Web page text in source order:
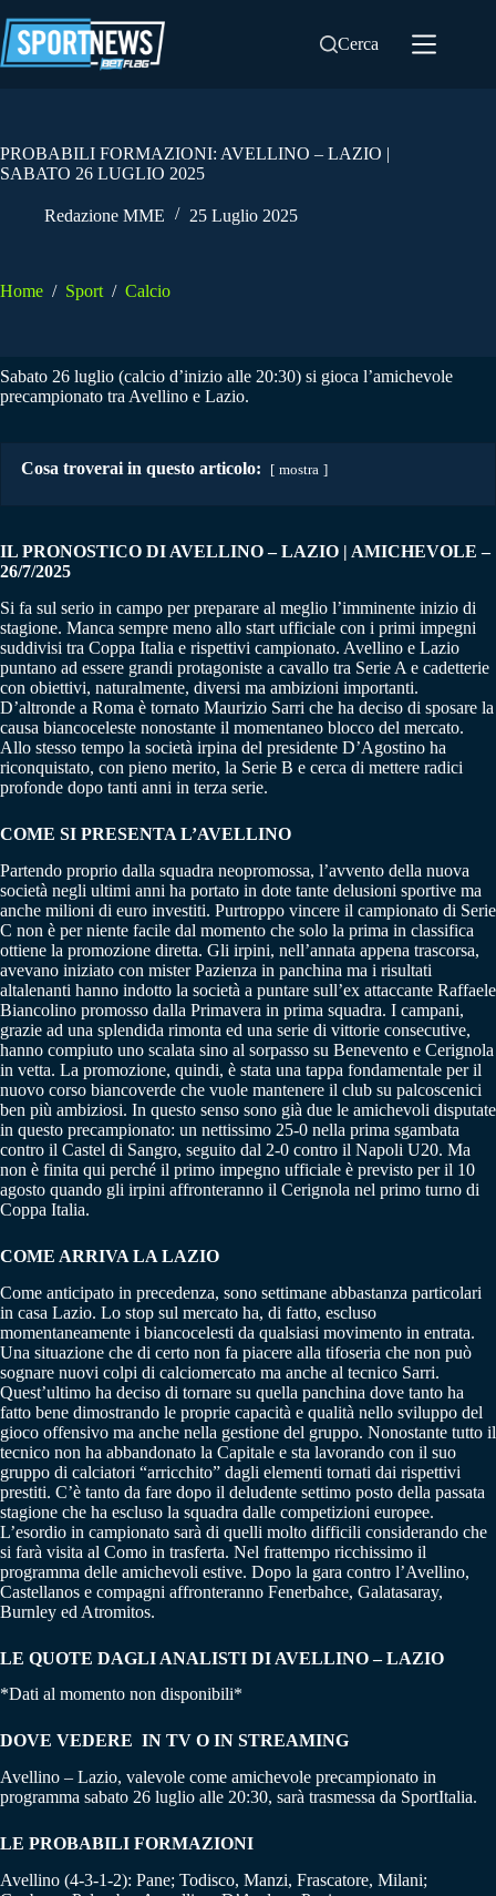
al
contenuto
Cerca
PROBABILI FORMAZIONI: AVELLINO – LAZIO |
SABATO 26 LUGLIO 2025
Redazione MME 25 Luglio 2025
Home / Sport / Calcio
Sabato 26 luglio (calcio d’inizio alle 20:30) si gioca l’amichevole
precampionato tra Avellino e Lazio.
Cosa troverai in questo articolo: mostra
IL PRONOSTICO DI AVELLINO – LAZIO | AMICHEVOLE –
26/7/2025
Si fa sul serio in campo per preparare al meglio l’imminente inizio di
stagione. Manca sempre meno allo start ufficiale con i primi impegni
suddivisi tra Coppa Italia e rispettivi campionato. Avellino e Lazio
puntano ad essere grandi protagoniste a cavallo tra Serie A e cadetterie
con obiettivi, naturalmente, diversi ma ambizioni importanti.
D’altronde a Roma è tornato Maurizio Sarri che ha deciso di sposare la
causa biancoceleste nonostante il momentaneo blocco del mercato.
Allo stesso tempo la società irpina del presidente D’Agostino ha
riconquistato, con pieno merito, la Serie B e cerca di mettere radici
profonde dopo tanti anni in terza serie.
COME SI PRESENTA L’AVELLINO
Partendo proprio dalla squadra neopromossa, l’avvento della nuova
società negli ultimi anni ha portato in dote tante delusioni sportive ma
anche milioni di euro investiti. Purtroppo vincere il campionato di Serie
C non è per niente facile dal momento che solo la prima in classifica
ottiene la promozione diretta. Gli irpini, nell’annata appena trascorsa,
avevano iniziato con mister Pazienza in panchina ma i risultati
altalenanti hanno indotto la società a puntare sull’ex attaccante Raffaele
Biancolino promosso dalla Primavera in prima squadra. I campani,
grazie ad una splendida rimonta ed una serie di vittorie consecutive,
hanno compiuto uno scalata sino al sorpasso su Benevento e Cerignola
in vetta. La promozione, quindi, è stata una tappa fondamentale per il
nuovo corso biancoverde che vuole mantenere il club su palcoscenici
ben più ambiziosi. In questo senso sono già due le amichevoli disputate
in questo precampionato: un nettissimo 25-0 nella prima sgambata
contro il Castel di Sangro, seguito dal 2-0 contro il Napoli U20. Ma
non è finita qui perché il primo impegno ufficiale è previsto per il 10
agosto quando gli irpini affronteranno il Cerignola nel primo turno di
Coppa Italia.
COME ARRIVA LA LAZIO
Come anticipato in precedenza, sono settimane abbastanza particolari
in casa Lazio. Lo stop sul mercato ha, di fatto, escluso
momentaneamente i biancocelesti da qualsiasi movimento in entrata.
Una situazione che di certo non fa piacere alla tifoseria che non può
sognare nuovi colpi di calciomercato ma anche al tecnico Sarri.
Quest’ultimo ha deciso di tornare su quella panchina dove tanto ha
fatto bene dimostrando le proprie capacità e qualità nello sviluppo del
gioco offensivo ma anche nella gestione del gruppo. Nonostante tutto il
tecnico non ha abbandonato la Capitale e sta lavorando con il suo
gruppo di calciatori “arricchito” dagli elementi tornati dai rispettivi
prestiti. C’è tanto da fare dopo il deludente settimo posto della passata
stagione che ha escluso la squadra dalle competizioni europee.
L’esordio in campionato sarà di quelli molto difficili considerando che
si farà visita al Como in trasferta. Nel frattempo ricchissimo il
programma delle amichevoli estive. Dopo la gara contro l’Avellino,
Castellanos e compagni affronteranno Fenerbahce, Galatasaray,
Burnley ed Atromitos.
LE QUOTE DAGLI ANALISTI DI AVELLINO – LAZIO
*Dati al momento non disponibili*
DOVE VEDERE IN TV O IN STREAMING
Avellino – Lazio, valevole come amichevole precampionato in
programma sabato 26 luglio alle 20:30, sarà trasmessa da SportItalia.
LE PROBABILI FORMAZIONI
Avellino (4-3-1-2): Pane; Todisco, Manzi, Frascatore, Milani;